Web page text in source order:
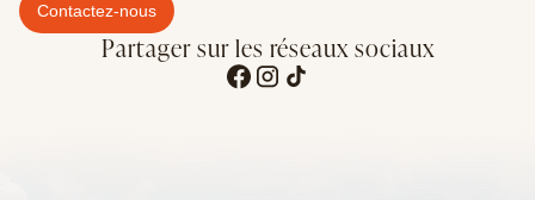
Contactez-nous
Partager sur les réseaux sociaux